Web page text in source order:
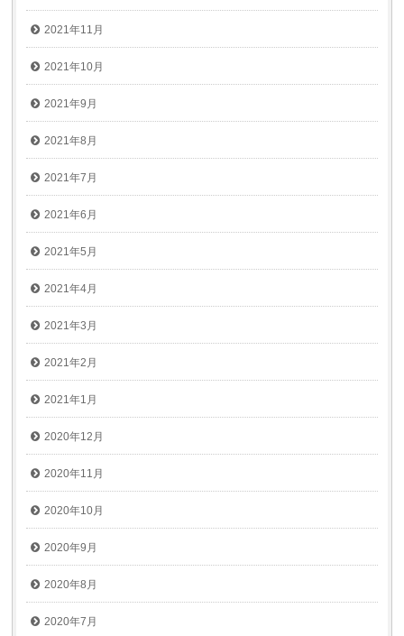
2021年11月
2021年10月
2021年9月
2021年8月
2021年7月
2021年6月
2021年5月
2021年4月
2021年3月
2021年2月
2021年1月
2020年12月
2020年11月
2020年10月
2020年9月
2020年8月
2020年7月